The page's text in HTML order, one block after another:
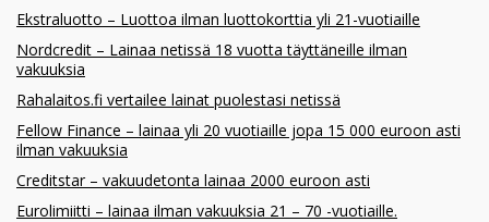
Ekstraluotto – Luottoa ilman luottokorttia yli 21-vuotiaille
Nordcredit – Lainaa netissä 18 vuotta täyttäneille ilman
vakuuksia
Rahalaitos.fi vertailee lainat puolestasi netissä
Fellow Finance – lainaa yli 20 vuotiaille jopa 15 000 euroon asti
ilman vakuuksia
Creditstar – vakuudetonta lainaa 2000 euroon asti
Eurolimiitti – lainaa ilman vakuuksia 21 – 70 -vuotiaille.